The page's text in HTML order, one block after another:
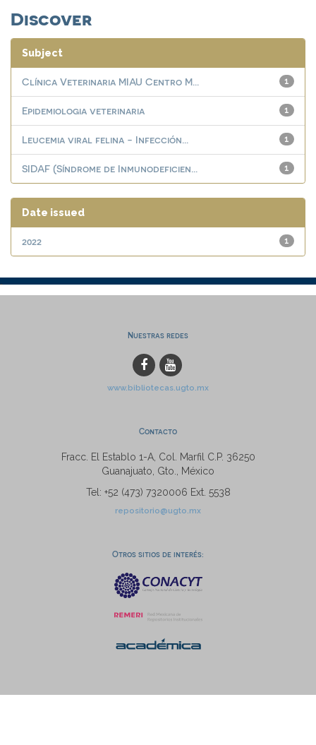
Discover
Subject
1
Clínica Veterinaria MIAU Centro M...
1
Epidemiologia veterinaria
1
Leucemia viral felina - Infección...
1
SIDAF (Síndrome de Inmunodeficien...
Date issued
1
2022
Nuestras redes
www.bibliotecas.ugto.mx
Contacto
Fracc. El Establo 1-A, Col. Marfil C.P. 36250
Guanajuato, Gto., México
Tel: +52 (473) 7320006 Ext. 5538
repositorio@ugto.mx
Otros sitios de interés: